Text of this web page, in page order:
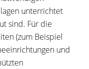
unterrichtet
sind. Für die
(zum Beispiel
und